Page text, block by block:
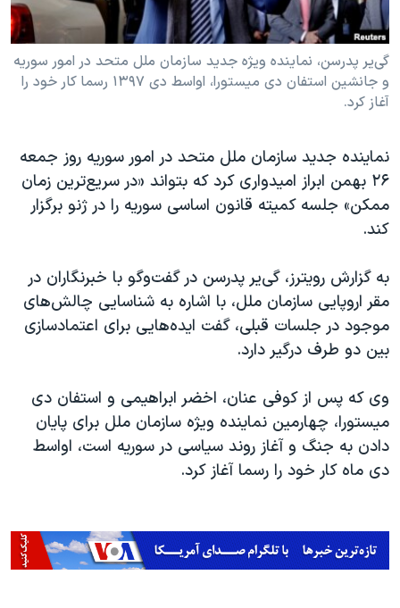
علم و فناوری
اسرائیل در جنگ
گالری عکس
رمز مهسا
ورزش زنان در ایران
اعتراضات زن، زندگی، آزادی
تریبونال مردمی آبان ۹۸
دادگاه حمید نوری
چهل سال گروگان‌گیری
اعتراضات مردمی آبان ۹۸
اسرائیل در جنگ
نرگس محمدی برنده جایزه نوبل صلح
صفحه‌های ویژه
سفر پرزیدنت ترامپ به چین
زبانهای مختلف
گی‌یر پدرسن، نماینده ویژه جدید سازمان ملل متحد در امور سوریه
و جانشین استفان دی میستورا، اواسط دی ۱۳۹۷ رسما کار خود را
آغاز کرد.
نماینده جدید سازمان ملل متحد در امور سوریه روز جمعه
۲۶ بهمن ابراز امیدواری کرد که بتواند «در سریع‌ترین زمان
ممکن» جلسه کمیته قانون اساسی سوریه را در ژنو برگزار
کند.
به گزارش رویترز، گی‌یر پدرسن در گفت‌وگو با خبرنگاران در
مقر اروپایی سازمان ملل، با اشاره به شناسایی چالش‌های
موجود در جلسات قبلی، گفت ایده‌هایی برای اعتمادسازی
بین دو طرف درگیر دارد.
وی که پس از کوفی عنان، اخضر ابراهیمی و استفان دی
میستورا، چهارمین نماینده ویژه سازمان ملل برای پایان
دادن به جنگ و آغاز روند سیاسی در سوریه است، اواسط
دی ماه کار خود را رسما آغاز کرد.